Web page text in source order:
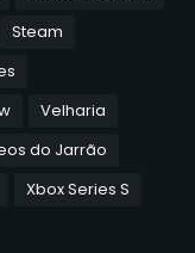
Steam
Velharia
do Jarrão
Xbox Series S